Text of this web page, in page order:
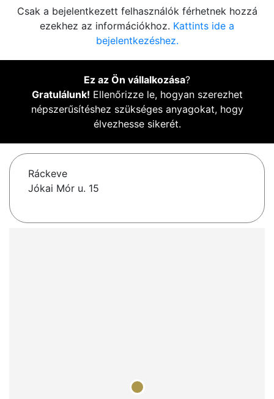
Csak a bejelentkezett felhasználók férhetnek hozzá
ezekhez az információkhoz. Kattints ide a
bejelentkezéshez.
Ez az Ön vállalkozása?
Gratulálunk! Ellenőrizze le, hogyan szerezhet
népszerűsítéshez szükséges anyagokat, hogy
élvezhesse sikerét.
Ráckeve
Jókai Mór u. 15